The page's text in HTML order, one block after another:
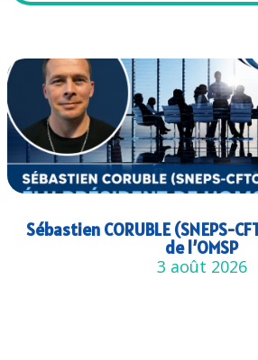
Sébastien CORUBLE (SNEPS-
de l’OMSP
3 août 2026